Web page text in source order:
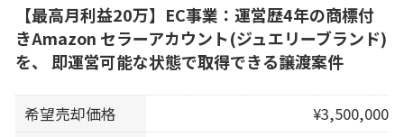
【最高月利益20万】EC事業：運営歴4年の商標付
きAmazon セラーアカウント(ジュエリーブランド)
を、 即運営可能な状態で取得できる譲渡案件
希望売却価格
¥3,500,000